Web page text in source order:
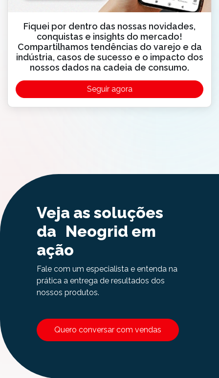
Fiquei por dentro das nossas novidades,
conquistas e insights do mercado!
Compartilhamos tendências do varejo e da
indústria, casos de sucesso e o impacto dos
nossos dados na cadeia de consumo.
Seguir agora
Veja as soluções
da Neogrid em
ação
Fale com um especialista e entenda na
prática a entrega de resultados dos
nossos produtos.
Quero conversar com vendas